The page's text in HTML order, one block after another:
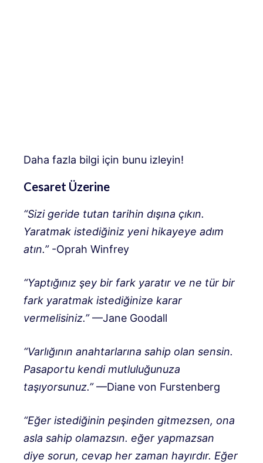
Daha fazla bilgi için bunu izleyin!
Cesaret Üzerine
“Sizi geride tutan tarihin dışına çıkın.
Yaratmak istediğiniz yeni hikayeye adım
atın.” -Oprah Winfrey
“Yaptığınız şey bir fark yaratır ve ne tür bir
fark yaratmak istediğinize karar
vermelisiniz.”—Jane Goodall
“Varlığının anahtarlarına sahip olan sensin.
Pasaportu kendi mutluluğunuza
taşıyorsunuz.”—Diane von Furstenberg
“Eğer istediğinin peşinden gitmezsen, ona
asla sahip olamazsın. eğer yapmazsan
diye sorun, cevap her zaman hayırdır. Eğer